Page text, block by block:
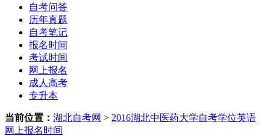
自考问答
历年真题
自考笔记
报名时间
考试时间
网上报名
成人高考
专升本
当前位置： 湖北自考网 > 2016湖北中医药大学自考学位英语
网上报名时间